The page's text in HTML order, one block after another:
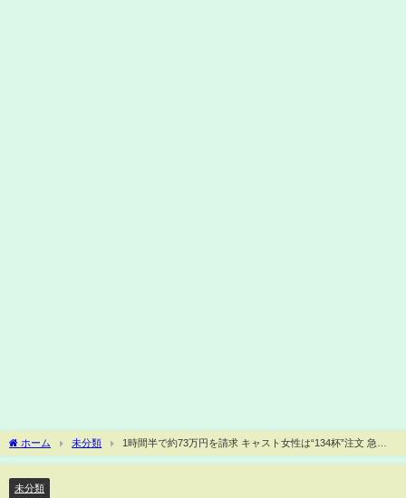
ホーム 未分類
1時間半で約73万円を請求 キャスト女性は“134杯”注文 急増
する「ぼったくり」の手口とは｜TBS NEWS DIG
未分類